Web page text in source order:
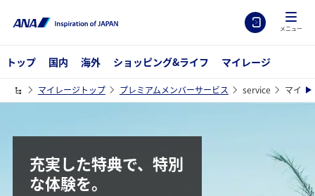
メニュー
トップ 国内 海外 ショッピング&ライフ マイレージ
マイレージトップ プレミアムメンバーサービス service マイル
充実した特典で、特別
な体験を。